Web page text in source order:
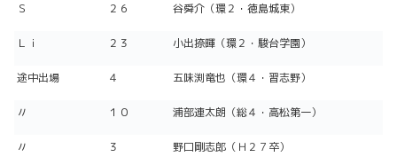
Ｓ ２６ 谷舜介（環２・徳島城東）
Ｌｉ ２３ 小出捺暉（環２・駿台学園）
途中出場 ４ 五味渕竜也（環４・習志野）
〃 １０ 浦部連太朗（総４・高松第一）
〃 ３ 野口剛志郎（Ｈ２７卒）